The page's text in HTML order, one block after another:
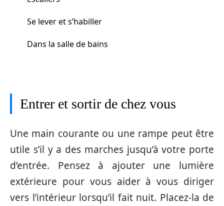
Se lever et s’habiller
Dans la salle de bains
Entrer et sortir de chez vous
Une main courante ou une rampe peut être
utile s’il y a des marches jusqu’à votre porte
d’entrée. Pensez à ajouter une lumière
extérieure pour vous aider à vous diriger
vers l’intérieur lorsqu’il fait nuit. Placez-la de